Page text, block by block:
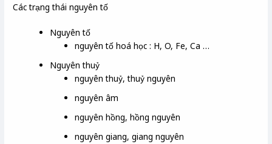
Các trạng thái nguyên tố
Nguyên tố
nguyên tố hoá học : H, O, Fe, Ca …
Nguyên thuỷ
nguyên thuỷ, thuỷ nguyên
nguyên âm
nguyên hồng, hồng nguyên
nguyên giang, giang nguyên